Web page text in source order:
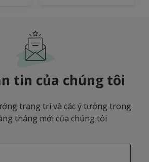
tin của chúng tôi
trang trí và các ý tưởng trong
tháng mới của chúng tôi